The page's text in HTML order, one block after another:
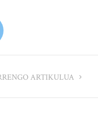
ARTIKULUA